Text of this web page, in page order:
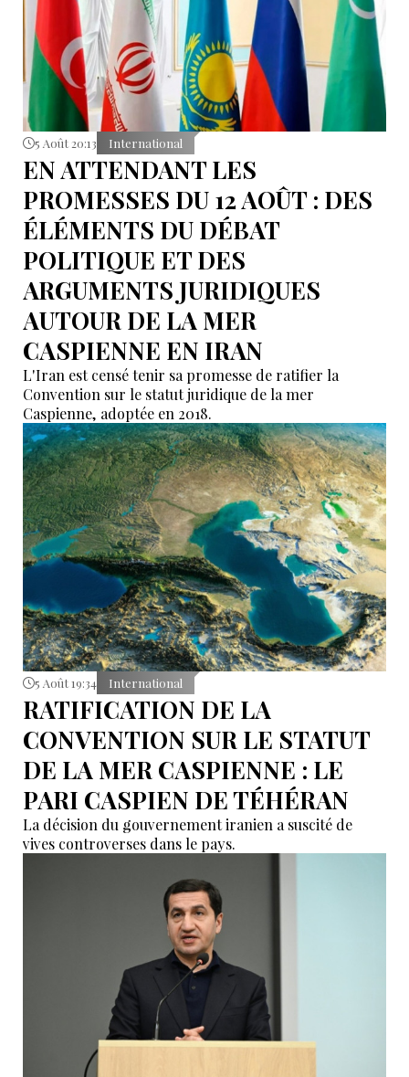
5 Août 20:13 International
EN ATTENDANT LES
PROMESSES DU 12 AOÛT : DES
ÉLÉMENTS DU DÉBAT
POLITIQUE ET DES
ARGUMENTS JURIDIQUES
AUTOUR DE LA MER
CASPIENNE EN IRAN
L'Iran est censé tenir sa promesse de ratifier la
Convention sur le statut juridique de la mer
Caspienne, adoptée en 2018.
5 Août 19:34 International
RATIFICATION DE LA
CONVENTION SUR LE STATUT
DE LA MER CASPIENNE : LE
PARI CASPIEN DE TÉHÉRAN
La décision du gouvernement iranien a suscité de
vives controverses dans le pays.